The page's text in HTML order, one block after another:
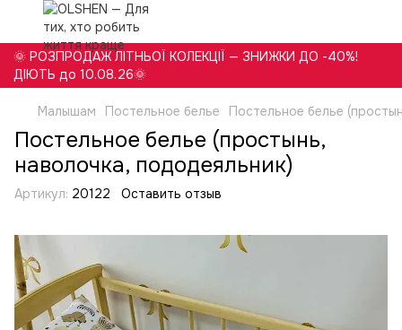
🌞 РОЗПРОДАЖ ЛІТНЬОЇ КОЛЕКЦІЇ — ЗНИЖКИ ДО -40%!
ДІЮТЬ до 10.08.26🌞
Малышам Постельное белье Постельное белье
Постельное белье (простынь,
наволочка, пододеяльник)
Артикул: 20122 Оставить отзыв